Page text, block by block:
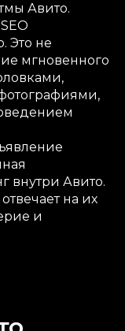
Авито.
Это не
мгновенного
внутри Авито.
на их
и